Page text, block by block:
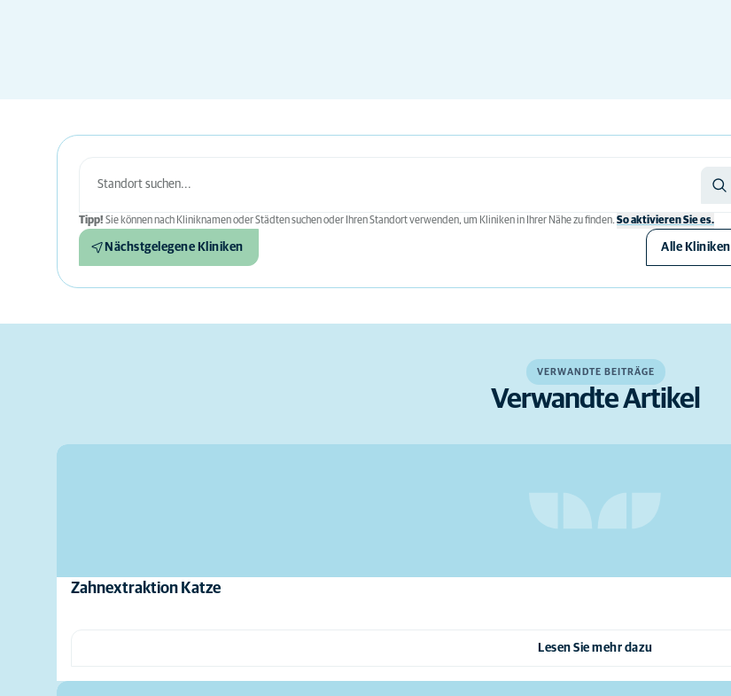
Tipp! Sie können nach Kliniknamen oder Städten suchen oder Ihren Standort verwenden, um Kliniken in Ihrer Nähe zu finden. So aktivieren Sie es.
Nächstgelegene Kliniken Alle Kliniken
VERWANDTE BEITRÄGE
Verwandte Artikel
Zahnextraktion Katze
Lesen Sie mehr dazu